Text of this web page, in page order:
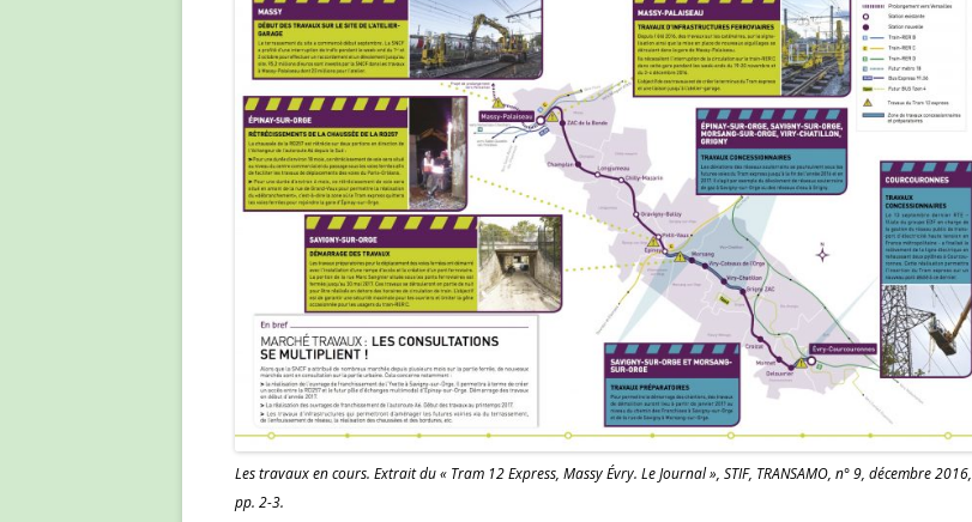
Les travaux en cours. Extrait du « Tram 12 Express, Massy Évry. Le Journal », STIF, TRANSAMO, n° 9, décembre 2016,
pp. 2-3.